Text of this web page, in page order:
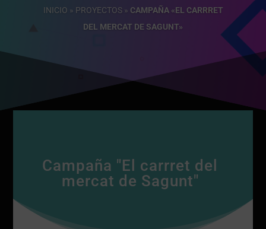
INICIO » PROYECTOS» CAMPAÑA «EL CARRRET
DEL MERCAT DE SAGUNT»
Campaña "El carrret del
mercat de Sagunt"